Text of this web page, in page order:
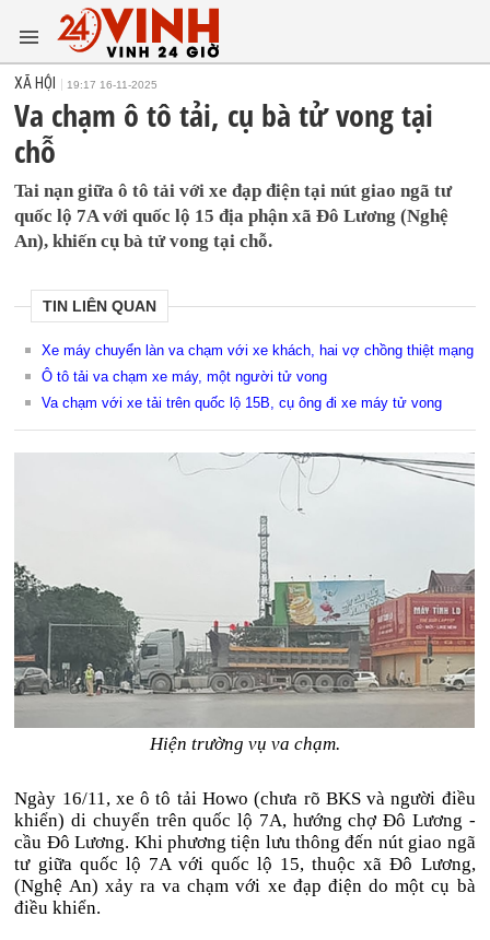
XÃ HỘI 19:17 16-11-2025
Va chạm ô tô tải, cụ bà tử vong tại
chỗ
Tai nạn giữa ô tô tải với xe đạp điện tại nút giao ngã tư
quốc lộ 7A với quốc lộ 15 địa phận xã Đô Lương (Nghệ
An), khiến cụ bà tử vong tại chỗ.
TIN LIÊN QUAN
Xe máy chuyển làn va chạm với xe khách, hai vợ chồng thiệt mạng
Ô tô tải va chạm xe máy, một người tử vong
Va chạm với xe tải trên quốc lộ 15B, cụ ông đi xe máy tử vong
Hiện trường vụ va chạm.
Ngày 16/11, xe ô tô tải Howo (chưa rõ BKS và người điều
khiển) di chuyển trên quốc lộ 7A, hướng chợ Đô Lương -
cầu Đô Lương. Khi phương tiện lưu thông đến nút giao ngã
tư giữa quốc lộ 7A với quốc lộ 15, thuộc xã Đô Lương,
(Nghệ An) xảy ra va chạm với xe đạp điện do một cụ bà
điều khiển.